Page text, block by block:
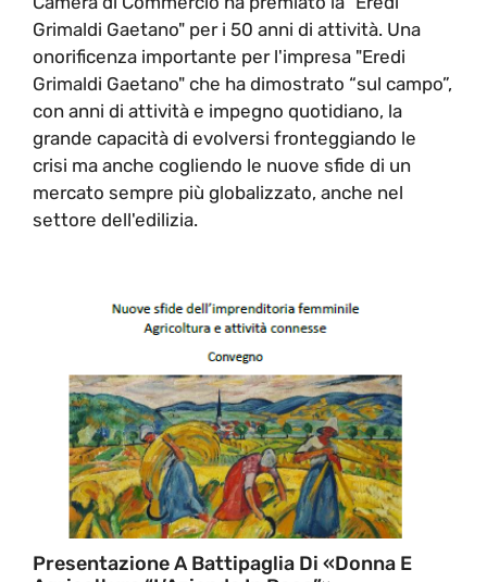
Grimaldi Gaetano" per i 50 anni di attività. Una
onorificenza importante per l'impresa "Eredi
Grimaldi Gaetano" che ha dimostrato “sul campo”,
con anni di attività e impegno quotidiano, la
grande capacità di evolversi fronteggiando le
crisi ma anche cogliendo le nuove sfide di un
mercato sempre più globalizzato, anche nel
settore dell'edilizia.
Presentazione A Battipaglia Di «Donna E